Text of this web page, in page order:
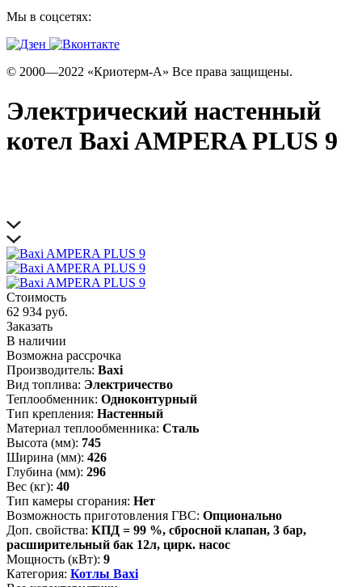
Мы в соцсетях:
© 2000—2022 «Криотерм-А» Все права защищены.
Электрический настенный
котел Baxi AMPERA PLUS 9
Стоимость
62 934 руб.
Заказать
В наличии
Возможна рассрочка
Производитель: Baxi
Вид топлива: Электричество
Теплообменник: Одноконтурный
Тип крепления: Настенный
Материал теплообменника: Cталь
Высота (мм): 745
Ширина (мм): 426
Глубина (мм): 296
Вес (кг): 40
Тип камеры сгорания: Нет
Возможность приготовления ГВС: Опционально
Доп. свойства: КПД = 99 %, сбросной клапан, 3 бар,
расширительный бак 12л, цирк. насос
Мощность (кВт): 9
Категория: Котлы Baxi